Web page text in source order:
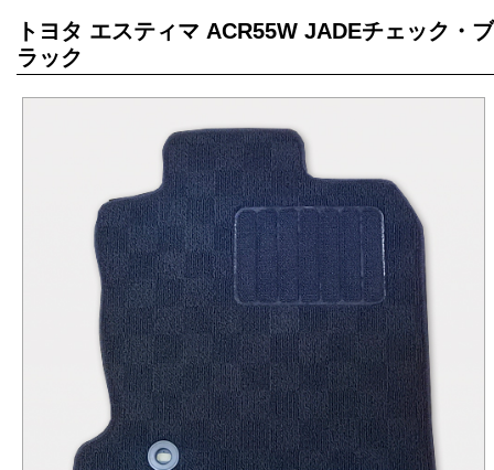
トヨタ エスティマ ACR55W JADEチェック・ブ
ラック